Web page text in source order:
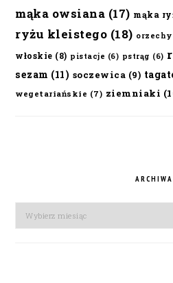
mąka owsiana (17) mąka
ryżu kleistego (18)
włoskie (8) pistacje (6) pstrąg (6)
sezam (11) soczewica (9)
wegetariańskie (7) ziemniaki
ARCHIWA
Archiwa